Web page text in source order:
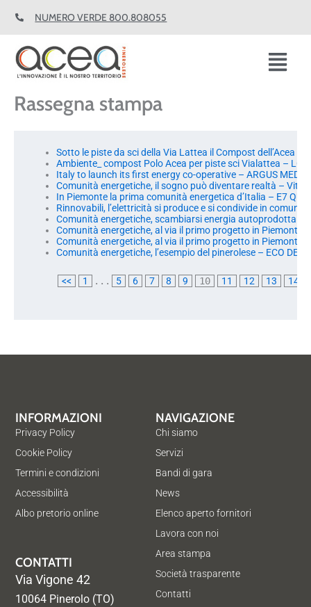
NUMERO VERDE 800.808055
Rassegna stampa
Sotto le piste da sci della Via Lattea il Compost dell’Acea
Ambiente_ compost Polo Acea per piste sci Vialattea – LO
Italy to launch its first energy co-operative – ARGUS MEDIA
Comunità energetiche, il sogno può diventare realtà – Vita
In Piemonte la prima comunità energetica d’Italia – E7
Rinnovabili, l’elettricità si produce e si condivide in
Comunità energetiche, scambiarsi energia autoprodotta
Comunità energetiche, al via il primo progetto in Piemonte.
Comunità energetiche, al via il primo progetto in Piemonte.
Comunità energetiche, l’esempio del pinerolese – ECO DEL
<< 1 ... 5 6 7 8 9 10 11 12 13 14
NAVIGAZIONE
Chi siamo
Servizi
Bandi di gara
News
Elenco aperto fornitori
Lavora con noi
Area stampa
Società trasparente
Contatti
INFORMAZIONI
Privacy Policy
Cookie Policy
Termini e condizioni
Accessibilità
Albo pretorio online
CONTATTI
Via Vigone 42
10064 Pinerolo (TO)